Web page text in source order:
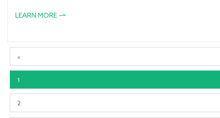
布，这一重要成果标志着垂直腔面发射激光器（VCSEL）的测试仪
LEARN MORE
«
1
2